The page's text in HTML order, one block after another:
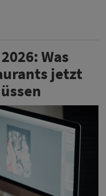
Was
jetzt